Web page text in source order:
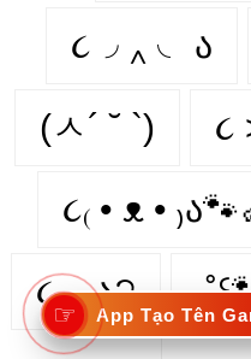
૮◞ ‸ ◟ ა
(ㅅ´ ˘ `)
૮₍ • ᴥ •
૮֊˕֊ა੭
☞ App Tạo Tên